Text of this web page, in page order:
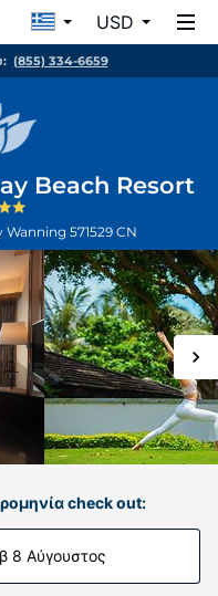
USD
(855) 334-6659
Beach Resort
Wanning 571529 CN
check out:
8 Αύγουστος